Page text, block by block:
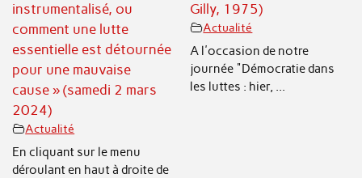
instrumentalisé, ou
comment une lutte
essentielle est détournée
pour une mauvaise
cause » (samedi 2 mars
2024)
Actualité
En cliquant sur le menu
déroulant en haut à droite de
Gilly, 1975)
Actualité
A l'occasion de notre
journée "Démocratie dans
les luttes : hier, ...